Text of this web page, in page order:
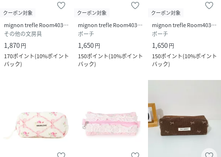
クーポン対象
mignon trefle Room403 selected
その他の文房具
1,870円
170ポイント(10%ポイント
バック)
クーポン対象
mignon trefle Room403 selected
ポーチ
1,650円
150ポイント(10%ポイント
バック)
クーポン対象
mignon trefle Room403 selected
ポーチ
1,650円
150ポイント(10%ポイント
バック)